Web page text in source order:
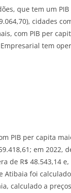
que tem um
cidades
com PIB per
tem
PIB per capita
em 2022,
de R$ 48.543,14
Atibaia foi
calculado a